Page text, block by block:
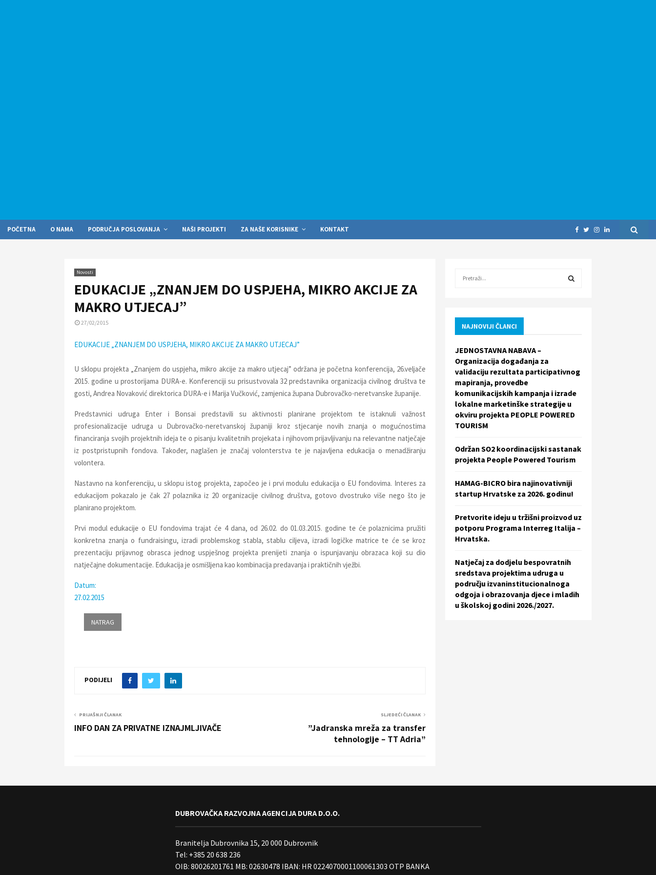
POČETNA O NAMA PODRUČJA POSLOVANJA NAŠI PROJEKTI ZA NAŠE KORISNIKE KONTAKT
Novosti
EDUKACIJE „ZNANJEM DO USPJEHA, MIKRO AKCIJE ZA
MAKRO UTJECAJ”
27/02/2015
EDUKACIJE „ZNANJEM DO USPJEHA, MIKRO AKCIJE ZA MAKRO UTJECAJ”
U sklopu projekta „Znanjem do uspjeha, mikro akcije za makro utjecaj” održana je početna konferencija, 26.veljače
2015. godine u prostorijama DURA-e. Konferenciji su prisustvovala 32 predstavnika organizacija civilnog društva te
gosti, Andrea Novaković direktorica DURA-e i Marija Vučković, zamjenica župana Dubrovačko-neretvanske županije.
Predstavnici udruga Enter i Bonsai predstavili su aktivnosti planirane projektom te istaknuli važnost
profesionalizacije udruga u Dubrovačko-neretvanskoj županiji kroz stjecanje novih znanja o mogućnostima
financiranja svojih projektnih ideja te o pisanju kvalitetnih projekata i njihovom prijavljivanju na relevantne natječaje
iz postpristupnih fondova. Također, naglašen je značaj volonterstva te je najavljena edukacija o menadžiranju
volontera.
Nastavno na konferenciju, u sklopu istog projekta, započeo je i prvi modulu edukacija o EU fondovima. Interes za
edukacijom pokazalo je čak 27 polaznika iz 20 organizacije civilnog društva, gotovo dvostruko više nego što je
planirano projektom.
Prvi modul edukacije o EU fondovima trajat će 4 dana, od 26.02. do 01.03.2015. godine te će polaznicima pružiti
konkretna znanja o fundraisingu, izradi problemskog stabla, stablu ciljeva, izradi logičke matrice te će se kroz
prezentaciju prijavnog obrasca jednog uspješnog projekta prenijeti znanja o ispunjavanju obrazaca koji su dio
natječajne dokumentacije. Edukacija je osmišljena kao kombinacija predavanja i praktičnih vježbi.
Datum:
27.02.2015
PODIJELI
PRIJAŠNJI ČLANAK
INFO DAN ZA PRIVATNE IZNAJMLJIVAČE
SLJEDEĆI ČLANAK
”Jadranska mreža za transfer
tehnologije – TT Adria”
f
r
:
C
H
NAJNOVIJI ČLANCI
JEDNOSTAVNA NABAVA –
Organizacija događanja za
validaciju rezultata participativnog
mapiranja, provedbe
komunikacijskih kampanja i izrade
lokalne marketinške strategije u
okviru projekta PEOPLE POWERED
TOURISM
Održan SO2 koordinacijski sastanak
projekta People Powered Tourism
HAMAG-BICRO bira najinovativniji
startup Hrvatske za 2026. godinu!
Pretvorite ideju u tržišni proizvod uz
potporu Programa Interreg Italija –
Hrvatska.
Natječaj za dodjelu bespovratnih
sredstava projektima udruga u
području izvaninstitucionalnoga
odgoja i obrazovanja djece i mladih
u školskoj godini 2026./2027.
DUBROVAČKA RAZVOJNA AGENCIJA DURA D.O.O.
Branitelja Dubrovnika 15, 20 000 Dubrovnik
Tel: +385 20 638 236
OIB: 80026201761 MB: 02630478 IBAN: HR 0224070001100061303 OTP BANKA